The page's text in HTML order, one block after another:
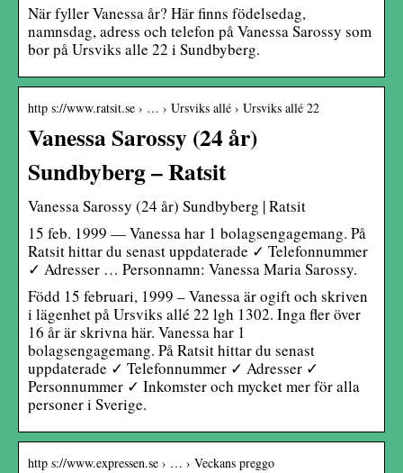
När fyller Vanessa år? Här finns födelsedag,
namnsdag, adress och telefon på Vanessa Sarossy som
bor på Ursviks alle 22 i Sundbyberg.
http s://www.ratsit.se › … › Ursviks allé › Ursviks allé 22
Vanessa Sarossy (24 år)
Sundbyberg – Ratsit
Vanessa Sarossy (24 år) Sundbyberg | Ratsit
15 feb. 1999 — Vanessa har 1 bolagsengagemang. På
Ratsit hittar du senast uppdaterade ✓ Telefonnummer
✓ Adresser … Personnamn: Vanessa Maria Sarossy.
Född 15 februari, 1999 – Vanessa är ogift och skriven
i lägenhet på Ursviks allé 22 lgh 1302. Inga fler över
16 år är skrivna här. Vanessa har 1
bolagsengagemang. På Ratsit hittar du senast
uppdaterade ✓ Telefonnummer ✓ Adresser ✓
Personnummer ✓ Inkomster och mycket mer för alla
personer i Sverige.
http s://www.expressen.se › … › Veckans preggo